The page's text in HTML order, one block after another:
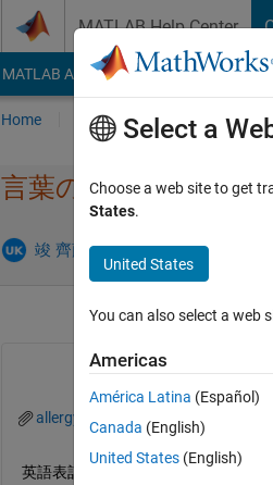
MATLAB Help Center
MATLAB Answers File Exchange
Home Ask Answer Browse
言葉のみを別のウィ
竣 齊藤 30 Jan 2022 1 Answer
allergy1.xlsx
英語表記の食品成分表示表を文字
Select a
Choose a web site to get
States.
United States
You can also select a web
Americas
América Latina (Español)
Canada (English)
United States (English)